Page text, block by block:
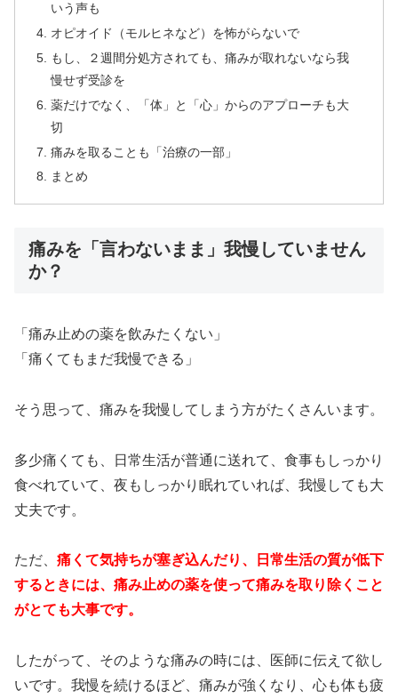
いう声も
オピオイド（モルヒネなど）を怖がらないで
もし、２週間分処方されても、痛みが取れないなら我
慢せず受診を
薬だけでなく、「体」と「心」からのアプローチも大
切
痛みを取ることも「治療の一部」
まとめ
痛みを「言わないまま」我慢していません
か？
「痛み止めの薬を飲みたくない」
「痛くてもまだ我慢できる」
そう思って、痛みを我慢してしまう方がたくさんいます。
多少痛くても、日常生活が普通に送れて、食事もしっかり
食べれていて、夜もしっかり眠れていれば、我慢しても大
丈夫です。
ただ、 痛くて気持ちが塞ぎ込んだり、日常生活の質が低下
するときには、痛み止めの薬を使って痛みを取り除くこと
がとても大事です。
したがって、そのような痛みの時には、医師に伝えて欲し
いです。我慢を続けるほど、痛みが強くなり、心も体も疲